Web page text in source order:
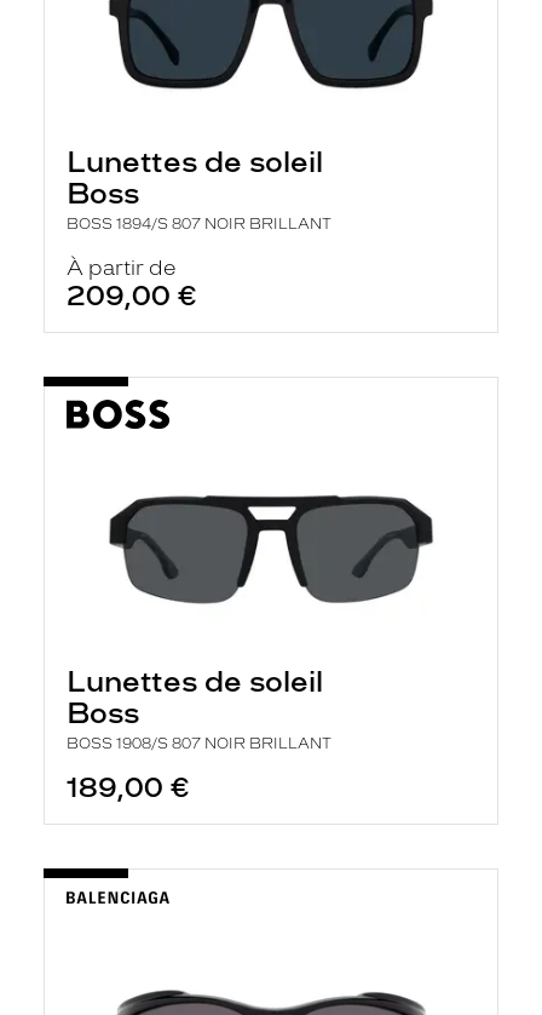
Lunettes de soleil
Boss
BOSS 1894/S 807 NOIR BRILLANT
À partir de
209,00 €
Lunettes de soleil
Boss
BOSS 1908/S 807 NOIR BRILLANT
189,00 €